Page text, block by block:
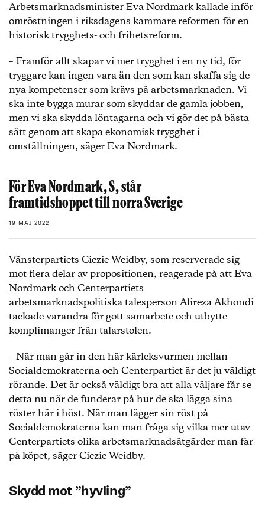
Arbetsmarknadsminister Eva Nordmark kallade inför
omröstningen i riksdagens kammare reformen för en
historisk trygghets- och frihetsreform.
– Framför allt skapar vi mer trygghet i en ny tid, för
tryggare kan ingen vara än den som kan skaffa sig de
nya kompetenser som krävs på arbetsmarknaden. Vi
ska inte bygga murar som skyddar de gamla jobben,
men vi ska skydda löntagarna och vi gör det på bästa
sätt genom att skapa ekonomisk trygghet i
omställningen, säger Eva Nordmark.
För Eva Nordmark, S, står
framtidshoppet till norra Sverige
19 MAJ 2022
Vänsterpartiets Ciczie Weidby, som reserverade sig
mot flera delar av propositionen, reagerade på att Eva
Nordmark och Centerpartiets
arbetsmarknadspolitiska talesperson Alireza Akhondi
tackade varandra för gott samarbete och utbytte
komplimanger från talarstolen.
– När man går in den här kärleksvurmen mellan
Socialdemokraterna och Centerpartiet är det ju väldigt
rörande. Det är också väldigt bra att alla väljare får se
detta nu när de funderar på hur de ska lägga sina
röster här i höst. När man lägger sin röst på
Socialdemokraterna kan man fråga sig vilka mer utav
Centerpartiets olika arbetsmarknadsåtgärder man får
på köpet, säger Ciczie Weidby.
Skydd mot ”hyvling”